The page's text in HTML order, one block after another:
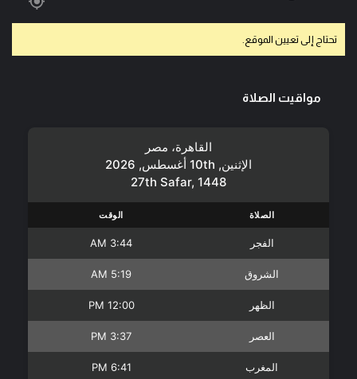
تحتاج إلى تعيين الموقع.
مواقيت الصلاة
القاهرة، مصر
الإثنين, 10th أغسطس, 2026
27th Safar, 1448
الصلاة الوقت
الفجر 3:44 AM
الشروق 5:19 AM
الظهر 12:00 PM
العصر 3:37 PM
المغرب 6:41 PM